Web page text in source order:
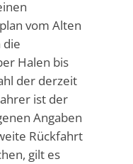
vom Alten
die
Halen bis
der derzeit
ist der
Angaben
Rückfahrt
gilt es